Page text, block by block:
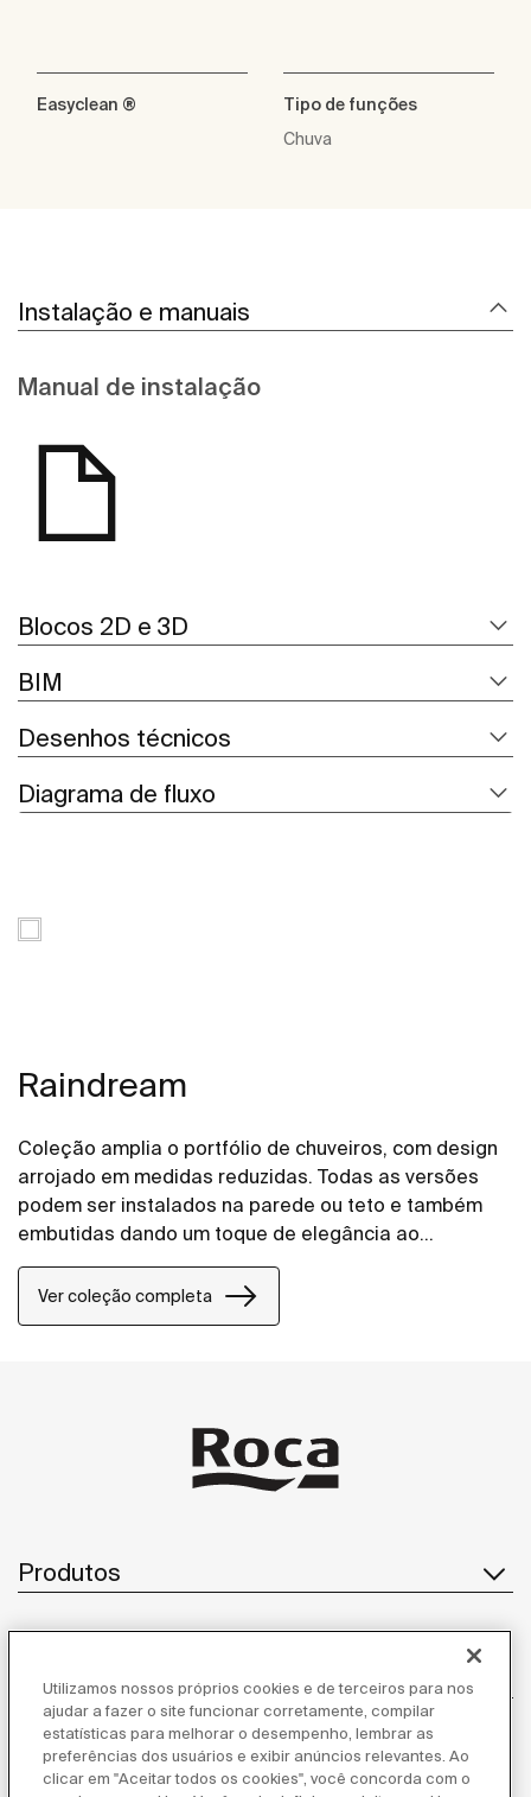
Easyclean ®
Tipo de funções
Chuva
Instalação e manuais
Manual de instalação
Blocos 2D e 3D
BIM
Desenhos técnicos
Diagrama de fluxo
Raindream
Coleção amplia o portfólio de chuveiros, com design
arrojado em medidas reduzidas. Todas as versões
podem ser instalados na parede ou teto e também
embutidas dando um toque de elegância ao
ambiente.
Ver coleção completa
Produtos
Atendimento ao cliente
Sobre nós
Utilizamos nossos próprios cookies e de terceiros para nos
ajudar a fazer o site funcionar corretamente, compilar
estatísticas para melhorar o desempenho, lembrar as
preferências dos usuários e exibir anúncios relevantes. Ao
clicar em "Aceitar todos os cookies", você concorda com o